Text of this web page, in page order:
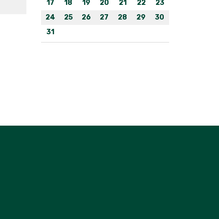
17 18 19 20 21 22
23
24
25 26 27 28 29
30
31